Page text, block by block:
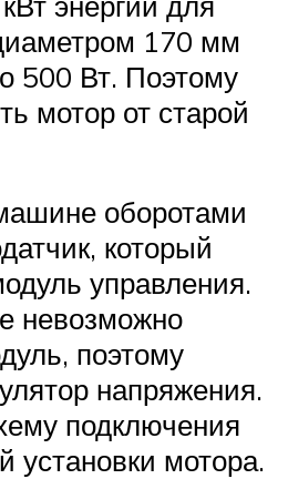
170 мм
500 Вт. Поэтому
мотор от старой
оборотами
который
управления.
невозможно
поэтому
напряжения.
подключения
установки мотора.